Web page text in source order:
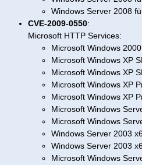
Windows Server 2008
CVE-2009-0550:
Microsoft HTTP Services:
Microsoft Windows
Microsoft Windows XP
Microsoft Windows XP
Microsoft Windows XP
Microsoft Windows XP
Microsoft Windows
Microsoft Windows
Windows Server 2003
Windows Server 2003
Microsoft Windows